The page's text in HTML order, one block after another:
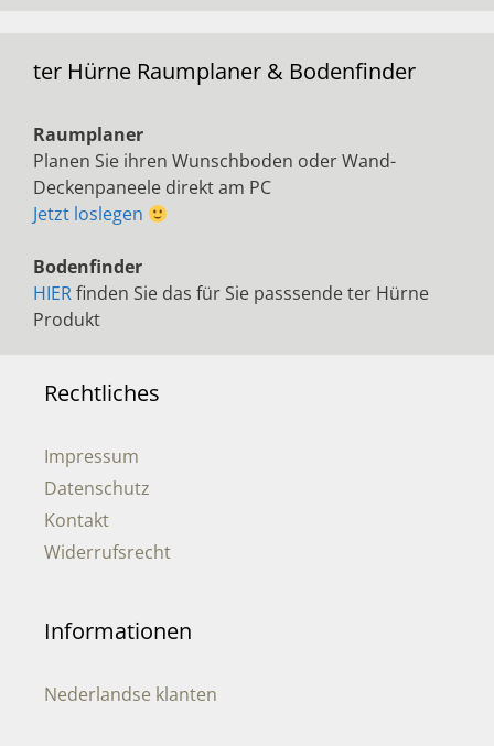
ter Hürne Raumplaner & Bodenfinder
Raumplaner
Planen Sie ihren Wunschboden oder Wand-
Deckenpaneele direkt am PC
Jetzt loslegen
Bodenfinder
HIERfinden Sie das für Sie passsende ter Hürne
Produkt
Rechtliches
Impressum
Datenschutz
Kontakt
Widerrufsrecht
Informationen
Nederlandse klanten